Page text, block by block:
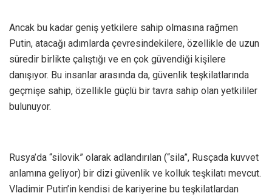
Ancak bu kadar geniş yetkilere sahip olmasına rağmen
Putin, atacağı adımlarda çevresindekilere, özellikle de uzun
süredir birlikte çalıştığı ve en çok güvendiği kişilere
danışıyor. Bu insanlar arasında da, güvenlik teşkilatlarında
geçmişe sahip, özellikle güçlü bir tavra sahip olan yetkililer
bulunuyor.
Rusya’da “silovik” olarak adlandırılan (“sila”, Rusçada kuvvet
anlamına geliyor) bir dizi güvenlik ve kolluk teşkilatı mevcut.
Vladimir Putin’in kendisi de kariyerine bu teşkilatlardan